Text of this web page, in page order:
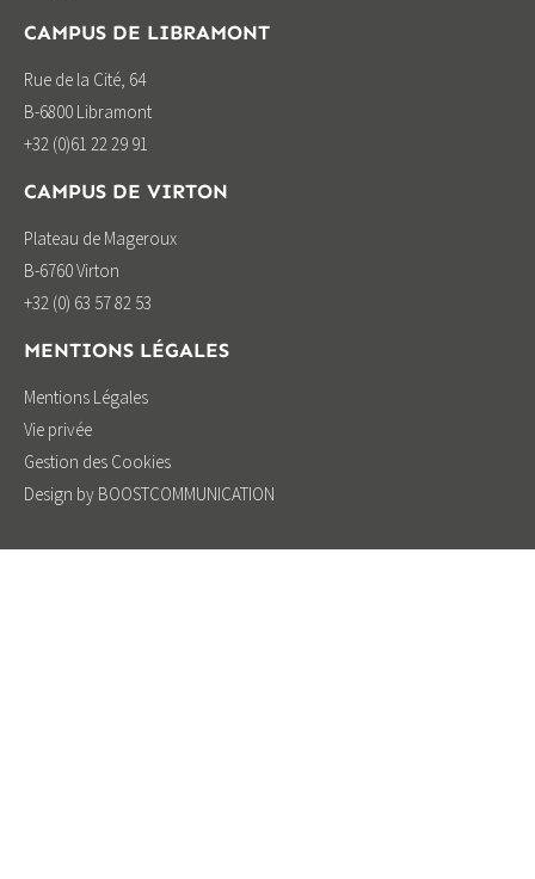
CAMPUS DE LIBRAMONT
Rue de la Cité, 64
B-6800 Libramont
+32 (0)61 22 29 91
CAMPUS DE VIRTON
Plateau de Mageroux
B-6760 Virton
+32 (0) 63 57 82 53
MENTIONS LÉGALES
Mentions Légales
Vie privée
Gestion des Cookies
Design by BOOSTCOMMUNICATION